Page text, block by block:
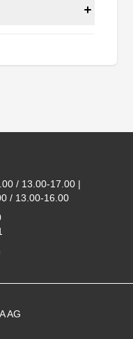
/ 13.00-17.00 |
/ 13.00-16.00
AG